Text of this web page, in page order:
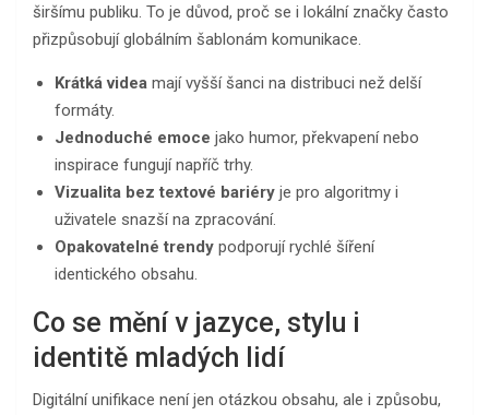
širšímu publiku. To je důvod, proč se i lokální značky často
přizpůsobují globálním šablonám komunikace.
Krátká videa mají vyšší šanci na distribuci než delší
formáty.
Jednoduché emoce jako humor, překvapení nebo
inspirace fungují napříč trhy.
Vizualita bez textové bariéry je pro algoritmy i
uživatele snazší na zpracování.
Opakovatelné trendy podporují rychlé šíření
identického obsahu.
Co se mění v jazyce, stylu i
identitě mladých lidí
Digitální unifikace není jen otázkou obsahu, ale i způsobu,